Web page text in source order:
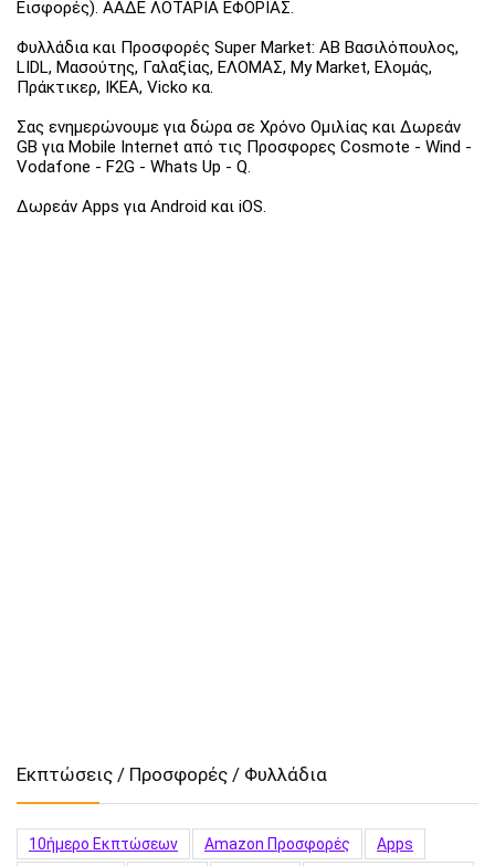
Εισφορές). ΑΑΔΕ ΛΟΤΑΡΙΑ ΕΦΟΡΙΑΣ.
Φυλλάδια και Προσφορές Super Market: ΑΒ Βασιλόπουλος,
LIDL, Μασούτης, Γαλαξίας, ΕΛΟΜΑΣ, My Market, Ελομάς,
Πράκτικερ, ΙΚΕΑ, Vicko κα.
Σας ενημερώνουμε για δώρα σε Χρόνο Ομιλίας και Δωρεάν
GB για Mobile Internet από τις Προσφορες Cosmote - Wind -
Vodafone - F2G - Whats Up - Q.
Δωρεάν Apps για Android και iOS.
Εκπτώσεις / Προσφορές / Φυλλάδια
10ήμερο Εκπτώσεων Amazon Προσφορές
Apps